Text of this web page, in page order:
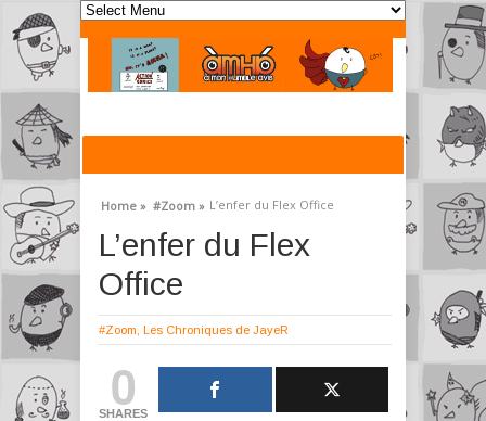
Home » #Zoom » L’enfer du Flex Office
L’enfer du Flex
Office
#Zoom Les Chroniques de JayeR
0
SHARES